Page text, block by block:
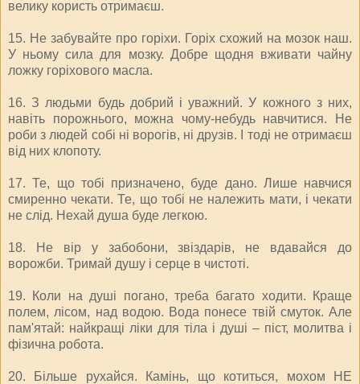
велику користь отримаєш.
15. Не забувайте про горіхи. Горіх схожий на мозок наш.
У ньому сила для мозку. Добре щодня вживати чайну
ложку горіхового масла.
16. З людьми будь добрий і уважний. У кожного з них,
навіть порожнього, можна чому-небудь навчитися. Не
роби з людей собі ні ворогів, ні друзів. І тоді не отримаєш
від них клопоту.
17. Те, що тобі призначено, буде дано. Лише навчися
смиренно чекати. Те, що тобі не належить мати, і чекати
не слід. Нехай душа буде легкою.
18. Не вір у забобони, звіздарів, не вдавайся до
ворожби. Тримай душу і серце в чистоті.
19. Коли на душі погано, треба багато ходити. Краще
полем, лісом, над водою. Вода понесе твій смуток. Але
пам'ятай: найкращі ліки для тіла і душі – піст, молитва і
фізична робота.
20. Більше рухайся. Камінь, що котиться, мохом НЕ